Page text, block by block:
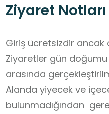
Ziyaret Notları
Giriş ücretsizdir ancak
Ziyaretler gün doğumu
arasında
Alanda yiyecek ve
bulunmadığından